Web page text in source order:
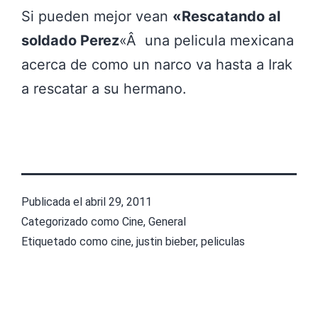
Si pueden mejor vean «Rescatando al
soldado Perez«Â una pelicula mexicana
acerca de como un narco va hasta a Irak
a rescatar a su hermano.
Publicada el abril 29, 2011
Categorizado como Cine, General
Etiquetado como cine, justin bieber, peliculas